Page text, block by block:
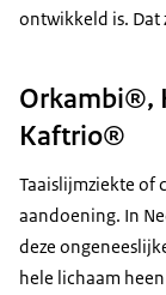
ontwikkeld is. Dat
Orkambi®,
Kaftrio®
Taaislijmziekte of
aandoening. In
deze
hele lichaam